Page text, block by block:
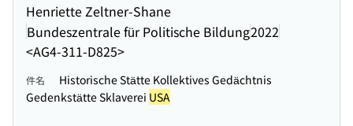
Henriette Zeltner-Shane
Bundeszentrale für Politische Bildung2022
<AG4-311-D825>
件名
Historische Stätte Kollektives Gedächtnis
Gedenkstätte Sklaverei USA